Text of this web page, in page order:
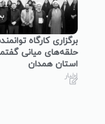
بخوانید
در
از
نوجوانان